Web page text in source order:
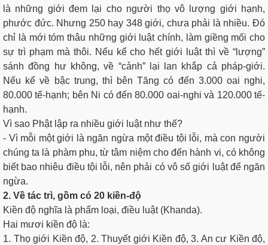
là những giới đem lại cho người thọ vô lượng giới hạnh,
phước đức. Nhưng 250 hay 348 giới, chưa phải là nhiều. Ðó
chỉ là mới tóm thâu những giới luật chính, làm giềng mối cho
sự trì phạm mà thôi. Nếu kể cho hết giới luật thì về “lượng”
sánh đồng hư không, về “cảnh” lại lan khắp cả pháp-giới.
Nếu kể về bậc trung, thì bên Tăng có đến 3.000 oai nghi,
80.000 tế-hạnh; bên Ni có đến 80.000 oai-nghi và 120.000 tế-
hạnh.
Vì sao Phật lập ra nhiều giới luật như thế?
- Vì mỗi một giới là ngăn ngừa một điều tội lỗi, mà con người
chúng ta là phàm phu, từ tâm niệm cho đến hành vi, có không
biết bao nhiêu điều tội lỗi, nên phải có vô số giới luật để ngăn
ngừa.
2. Về tác trì, gồm có 20 kiền-độ
Kiền độ nghĩa là phẩm loại, điều luật (Khanda).
Hai mươi kiền độ là:
1. Thọ giới Kiền độ, 2. Thuyết giới Kiền độ, 3. An cư Kiền độ,